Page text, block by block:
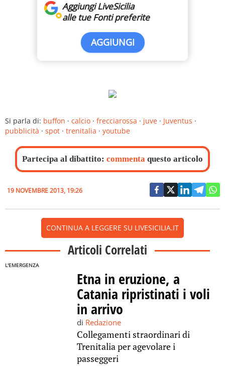
Aggiungi LiveSicilia
alle tue Fonti preferite
AGGIUNGI
Si parla di: buffon · calcio · frecciarossa · juve · Juventus ·
pubblicità · spot · trenitalia · youtube
Partecipa al dibattito: commenta questo articolo
19 NOVEMBRE 2013, 19:26
CONTINUA A LEGGERE SU LIVESICILIA.IT
Articoli Correlati
L'EMERGENZA
Etna in eruzione, a
Catania ripristinati i voli
in arrivo
di Redazione
Collegamenti straordinari di
Trenitalia per agevolare i
passeggeri